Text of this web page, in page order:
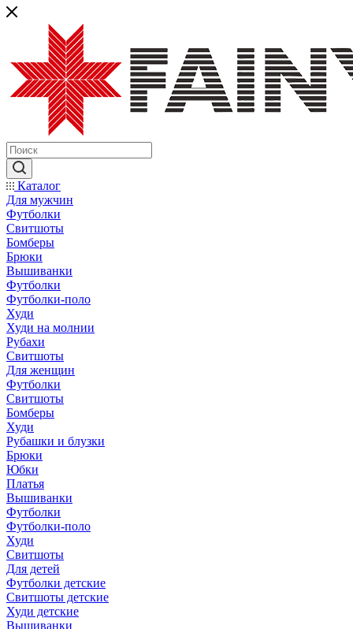
Каталог
Для мужчин
Футболки
Свитшоты
Бомберы
Брюки
Вышиванки
Футболки
Футболки-поло
Худи
Худи на молнии
Рубахи
Свитшоты
Для женщин
Футболки
Свитшоты
Бомберы
Худи
Рубашки и блузки
Брюки
Юбки
Платья
Вышиванки
Футболки
Футболки-поло
Худи
Свитшоты
Для детей
Футболки детские
Свитшоты детские
Худи детские
Вышиванки